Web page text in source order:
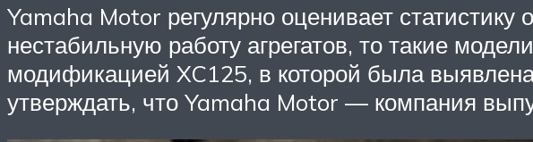
Yamaha Motor регулярно оценивает
нестабильную работу агрегатов, то такие
модификацией XC125, в которой была
утверждать, что Yamaha Motor — компания